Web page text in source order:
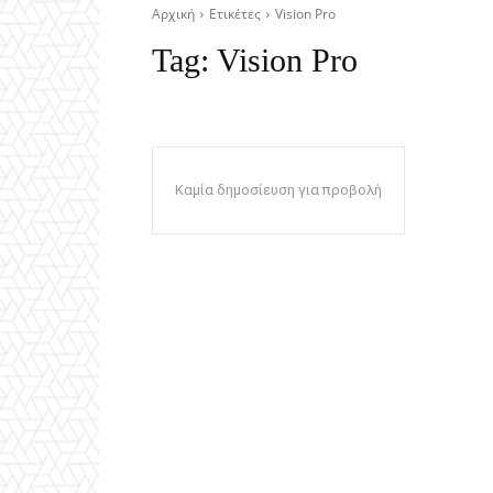
Αρχική Ετικέτες Vision Pro
Tag: Vision Pro
Καμία δημοσίευση για προβολή